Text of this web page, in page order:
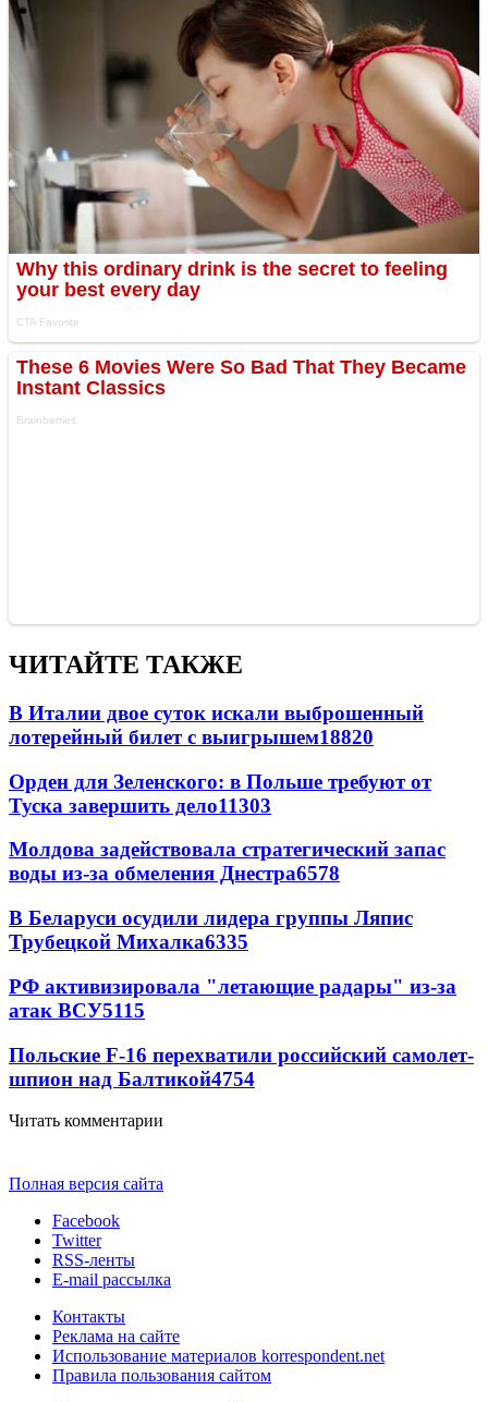
ЧИТАЙТЕ ТАКЖЕ
В Италии двое суток искали выброшенный
лотерейный билет с выигрышем18820
Орден для Зеленского: в Польше требуют от
Туска завершить дело11303
Молдова задействовала стратегический запас
воды из-за обмеления Днестра6578
В Беларуси осудили лидера группы Ляпис
Трубецкой Михалка6335
РФ активизировала "летающие радары" из-за
атак ВСУ5115
Польские F-16 перехватили российский самолет-
шпион над Балтикой4754
Читать комментарии
Полная версия сайта
Facebook
Twitter
RSS-ленты
E-mail рассылка
Контакты
Реклама на сайте
Использование материалов korrespondent.net
Правила пользования сайтом